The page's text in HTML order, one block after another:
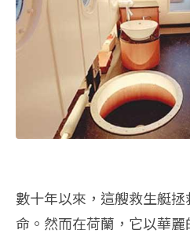
數十年以來，這艘救生艇
命。然而在荷蘭，它以華